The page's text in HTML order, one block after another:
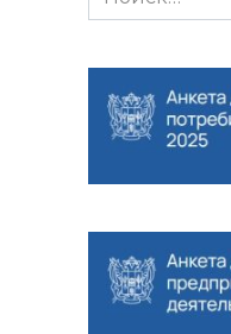
for: